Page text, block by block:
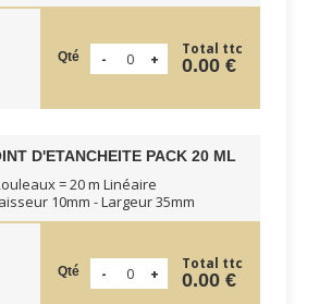
Qté Total ttc
0.00 €
D'ETANCHEITE PACK 20 ML
= 20 m Linéaire
10mm - Largeur 35mm
Qté Total ttc
0.00 €